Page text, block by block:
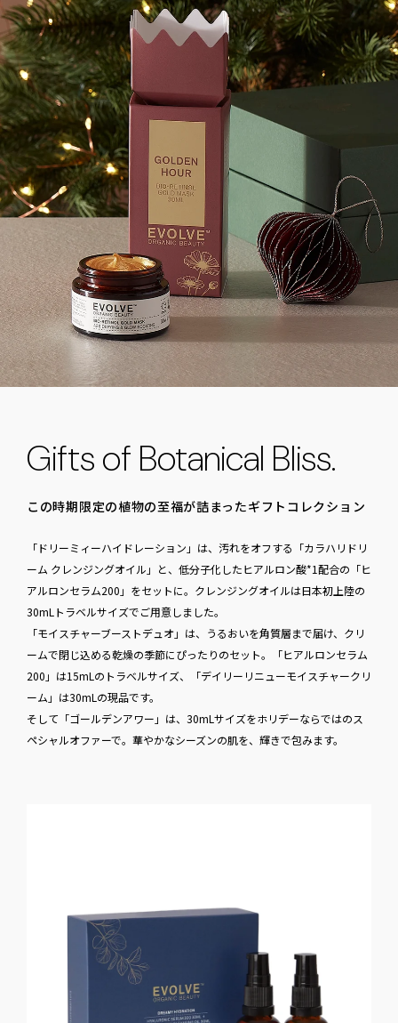
Gifts of Botanical Bliss.
この​時期限定の​植物の​至福が​詰まった​ギフトコレクション
「ドリーミィーハイドレーション」は、汚れをオフする「カラハリドリ
ーム クレンジングオイル」と、低分子化したヒアルロン酸*1配合の「ヒ
アルロンセラム200」をセットに。クレンジングオイルは日本初上陸の
30mLトラベルサイズでご用意しました。
「モイスチャーブーストデュオ」は、うるおいを角質層まで届け、クリ
ームで閉じ込める乾燥の季節にぴったりのセット。「ヒアルロンセラム
200」は15mLのトラベルサイズ、「デイリーリニューモイスチャークリ
ーム」は30mLの現品です。
そして「ゴールデンアワー」は、30mLサイズをホリデーならではのス
ペシャルオファーで。華やかなシーズンの肌を、輝きで包みます。